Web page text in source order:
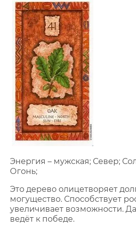
Энергия – мужская; Север;
Огонь;
Это дерево олицетворяет
могущество. Способствует
увеличивает возможности.
ведёт к победе.